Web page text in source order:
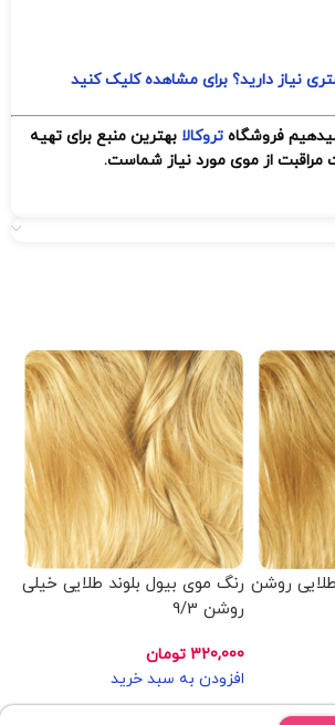
نیاز دارید؟ برای مشاهده کلیک کنید
فروشگاهتروکالا بهترین منبع برای تهیه
مراقبت از موی مورد نیاز شماست.
روشن رنگ موی بیول بلوند طلایی خیلی
روشن 9/3
320,000 تومان
افزودن به سبد خرید